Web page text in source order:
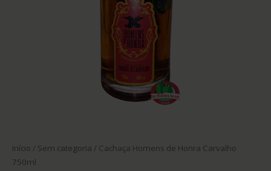
Início / Sem categoria / Cachaça Homens de Honra Carvalho
750ml